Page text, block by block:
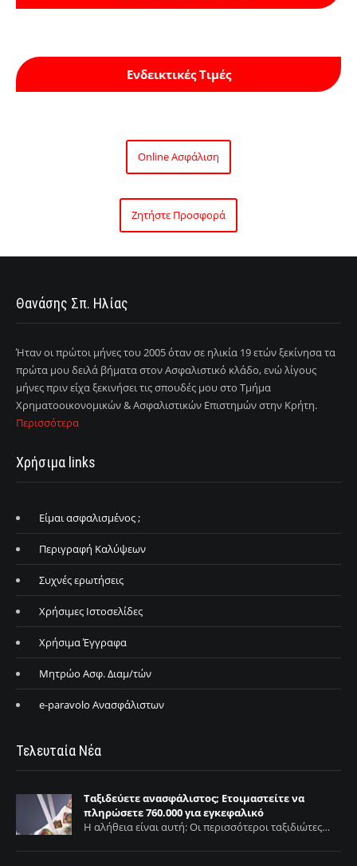
Ενδεικτικές Τιμές
Online Ασφάλιση
Ζητήστε Προσφορά
Θανάσης Σπ. Ηλίας
Ήταν οι πρώτοι μήνες του 2005 όταν σε ηλικία 19 ετών ξεκίνησα τα
πρώτα μου δειλά βήματα στον Ασφαλιστικό κλάδο, ενώ λίγους
μήνες πριν είχα ξεκινήσει τις σπουδές μου στο Τμήμα
Χρηματοοικονομικών & Ασφαλιστικών Επιστημών στην Κρήτη.
Περισσότερα
Χρήσιμα links
Είμαι ασφαλισμένος ;
Περιγραφή Καλύψεων
Συχνές ερωτήσεις
Χρήσιμες Ιστοσελίδες
Χρήσιμα Έγγραφα
Μητρώο Ασφ. Διαμ/τών
e-paravolo Ανασφάλιστων
Τελευταία Νέα
Ταξιδεύετε ανασφάλιστος; Ετοιμαστείτε να
πληρώσετε 760.000 για εγκεφαλικό
Η αλήθεια είναι αυτή: Οι περισσότεροι ταξιδιώτες…